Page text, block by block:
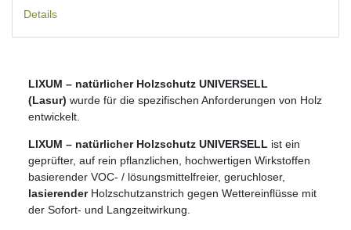
Details
LIXUM – natürlicher Holzschutz UNIVERSELL
(Lasur) wurde für die spezifischen Anforderungen von Holz
entwickelt.
LIXUM – natürlicher Holzschutz UNIVERSELL ist ein
geprüfter, auf rein pflanzlichen, hochwertigen Wirkstoffen
basierender VOC- / lösungsmittelfreier, geruchloser,
lasierenderHolzschutzanstrich gegen Wettereinflüsse mit
der Sofort- und Langzeitwirkung.